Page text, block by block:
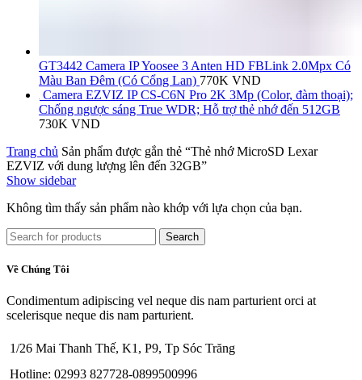
GT3442 Camera IP Yoosee 3 Anten HD FBLink 2.0Mpx Có
Màu Ban Đêm (Có Cổng Lan) 770K VND
Camera EZVIZ IP CS-C6N Pro 2K 3Mp (Color, đàm thoại);
Chống ngược sáng True WDR; Hỗ trợ thẻ nhớ đến 512GB
730K VND
Trang chủ Sản phẩm được gắn thẻ “Thẻ nhớ MicroSD Lexar
EZVIZ với dung lượng lên đến 32GB”
Show sidebar
Không tìm thấy sản phẩm nào khớp với lựa chọn của bạn.
Search
Về Chúng Tôi
Condimentum adipiscing vel neque dis nam parturient orci at
scelerisque neque dis nam parturient.
1/26 Mai Thanh Thế, K1, P9, Tp Sóc Trăng
Hotline: 02993 827728-0899500996